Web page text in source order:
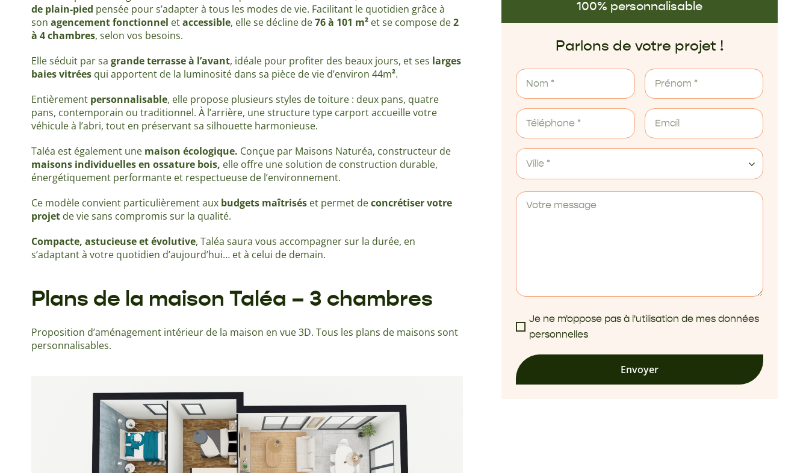
de plain-pied pensée pour s’adapter à tous les modes de vie. Facilitant le quotidien grâce à
son agencement fonctionnel etaccessible, elle se décline de76 à 101 m² et se compose de2
à 4 chambres, selon vos besoins.
Elle séduit par sa grande terrasse à l’avant, idéale pour profiter des beaux jours, et ses larges
baies vitrées qui apportent de la luminosité dans sa pièce de vie d’environ 44m².
Entièrement personnalisable, elle propose plusieurs styles de toiture : deux pans, quatre
pans, contemporain ou traditionnel. À l’arrière, une structure type carport accueille votre
véhicule à l’abri, tout en préservant sa silhouette harmonieuse.
Taléa est également une maison écologique. Conçue par Maisons Naturéa, constructeur de
maisons individuelles en ossature bois, elle offre une solution de construction durable,
énergétiquement performante et respectueuse de l’environnement.
Ce modèle convient particulièrement aux budgets maîtrisés et permet deconcrétiser votre
projet de vie sans compromis sur la qualité.
Compacte, astucieuse et évolutive, Taléa saura vous accompagner sur la durée, en
s’adaptant à votre quotidien d’aujourd’hui… et à celui de demain.
Plans de la maison Taléa – 3 chambres
Proposition d’aménagement intérieur de la maison en vue 3D. Tous les plans de maisons sont
personnalisables.
100% personnalisable
Parlons de votre projet !
Ville *
Je ne m'oppose pas à l'utilisation de mes données
personnelles
Envoyer